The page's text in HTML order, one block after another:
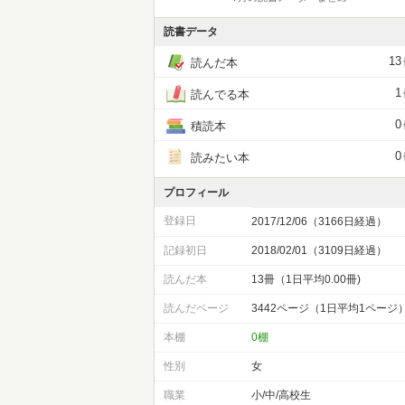
読書データ
読んだ本 13
読んでる本 1
積読本 0
読みたい本 0
プロフィール
登録日 2017/12/06（3166日経過）
記録初日 2018/02/01（3109日経過）
読んだ本 13冊（1日平均0.00冊)
読んだページ 3442ページ（1日平均1ページ）
本棚 0棚
性別 女
職業 小/中/高校生